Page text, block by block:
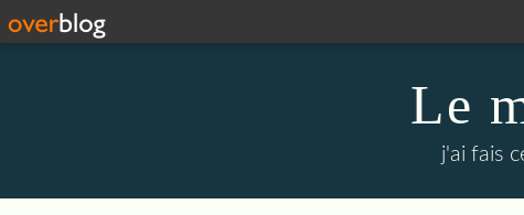
Le
j'ai fais